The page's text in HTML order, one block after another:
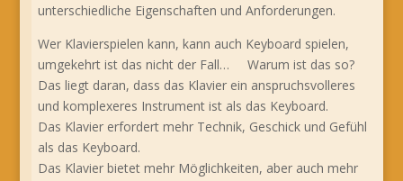
unterschiedliche Eigenschaften und Anforderungen.
Wer Klavierspielen kann, kann auch Keyboard spielen,
umgekehrt ist das nicht der Fall… Warum ist das so?
Das liegt daran, dass das Klavier ein anspruchsvolleres
und komplexeres Instrument ist als das Keyboard.
Das Klavier erfordert mehr Technik, Geschick und Gefühl
als das Keyboard.
Das Klavier bietet mehr Möglichkeiten, aber auch mehr